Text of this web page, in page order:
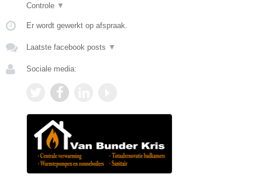
Controle ▼
Er wordt gewerkt op afspraak.
Laatste facebook posts ▼
Sociale media: